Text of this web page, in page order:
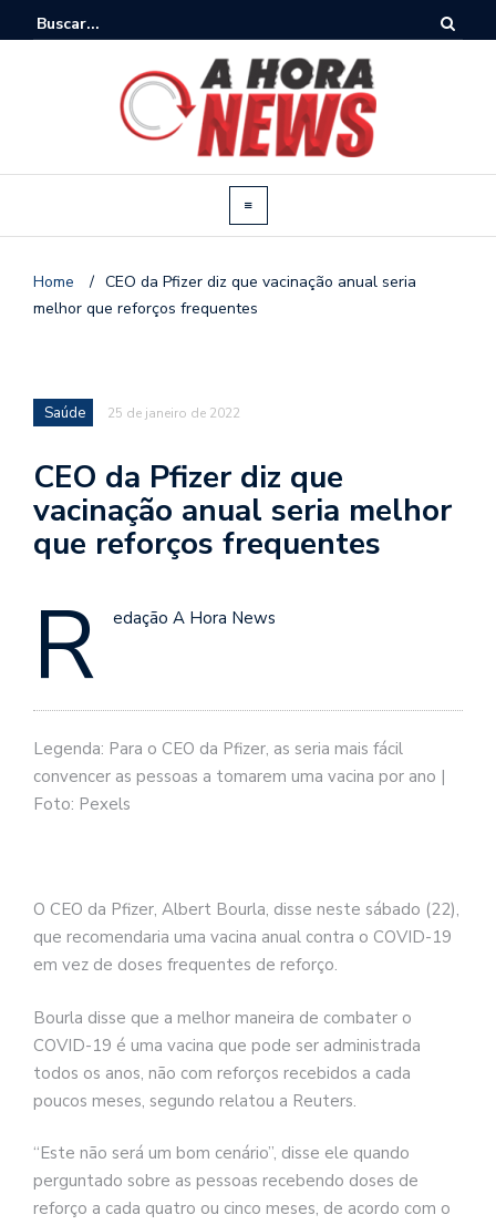
Home / CEO da Pfizer diz que vacinação anual seria
melhor que reforços frequentes
Saúde 25 de janeiro de 2022
CEO da Pfizer diz que
vacinação anual seria melhor
que reforços frequentes
R edação A Hora News
Legenda: Para o CEO da Pfizer, as seria mais fácil
convencer as pessoas a tomarem uma vacina por ano |
Foto: Pexels
O CEO da Pfizer, Albert Bourla, disse neste sábado (22),
que recomendaria uma vacina anual contra o COVID-19
em vez de doses frequentes de reforço.
Bourla disse que a melhor maneira de combater o
COVID-19 é uma vacina que pode ser administrada
todos os anos, não com reforços recebidos a cada
poucos meses, segundo relatou a Reuters.
“Este não será um bom cenário”, disse ele quando
perguntado sobre as pessoas recebendo doses de
reforço a cada quatro ou cinco meses, de acordo com o